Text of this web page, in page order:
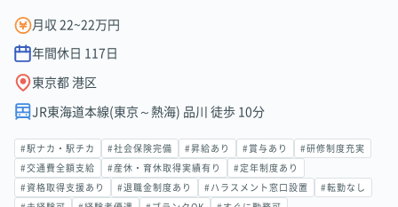
月収 22~22万円
年間休日 117 日
東京都 港区
JR東海道本線(東京～熱海) 品川 徒歩 10分
#駅ナカ・駅チカ #社会保険完備 #昇給あり #賞与あり #研修制度充実
#交通費全額支給 #産休・育休取得実績有り #定年制度あり
#資格取得支援あり #退職金制度あり #ハラスメント窓口設置 #転勤なし